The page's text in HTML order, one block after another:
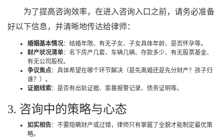
为了提高咨询效率，在进入咨询入口之前，请务必准备
好以下信息，并清晰地传达给律师：
婚姻基本情况：结婚年限、有无子女、子女具体年龄、是否怀孕等。
财产状况清单：名下房产几套、车辆几辆、存款多少、有无股票基金、
有无公司股权。
争议焦点：具体希望在哪个环节解决（是先离婚还是先分财产？孩子归
谁？）。
证据线索：是否有出轨证据、家暴报警记录、债务证明等。
3. 咨询中的策略与心态
如实相告：不要隐瞒财产或过错，律师只有掌握了全貌才能制定最优策
略。